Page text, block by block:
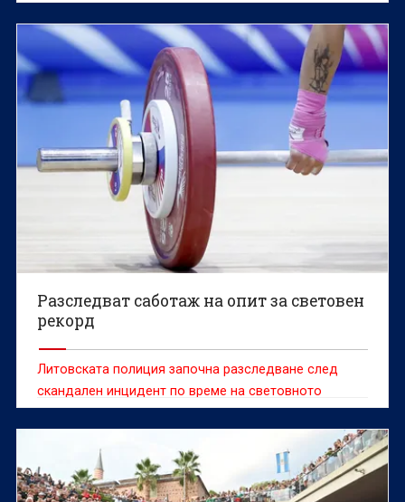
гребане за мъже и жени до 19 години, което се
провежда в Пловдив.
Разследват саботаж на опит за световен
рекорд
Литовската полиция започна разследване след
скандален инцидент по време на световното
първенство по класически силов трибой, при който
състезателка Сонита Мулух да атакува световен
рекорд.